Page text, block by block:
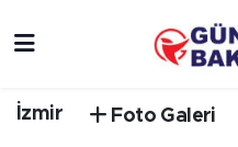
İzmir Foto Galeri